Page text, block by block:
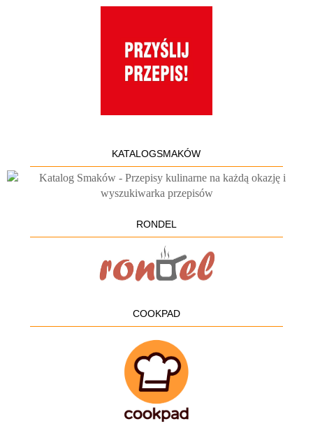
KATALOGSMAKÓW
RONDEL
COOKPAD